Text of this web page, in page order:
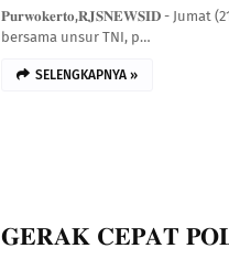
𝐏𝐮𝐫𝐰𝐨𝐤𝐞𝐫𝐭𝐨,𝐑𝐉𝐒𝐍𝐄𝐖𝐒𝐈𝐃 - Jumat
bersama unsur TNI, p…
SELENGKAPNYA »
𝐆𝐄𝐑𝐀𝐊 𝐂𝐄𝐏𝐀𝐓